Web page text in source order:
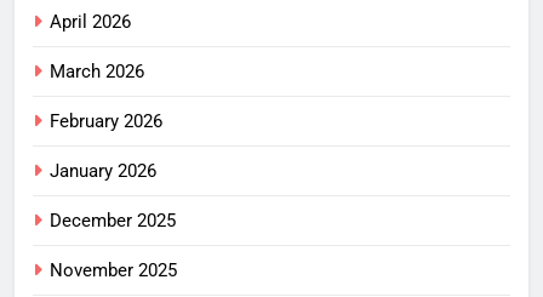
April 2026
March 2026
February 2026
January 2026
December 2025
November 2025